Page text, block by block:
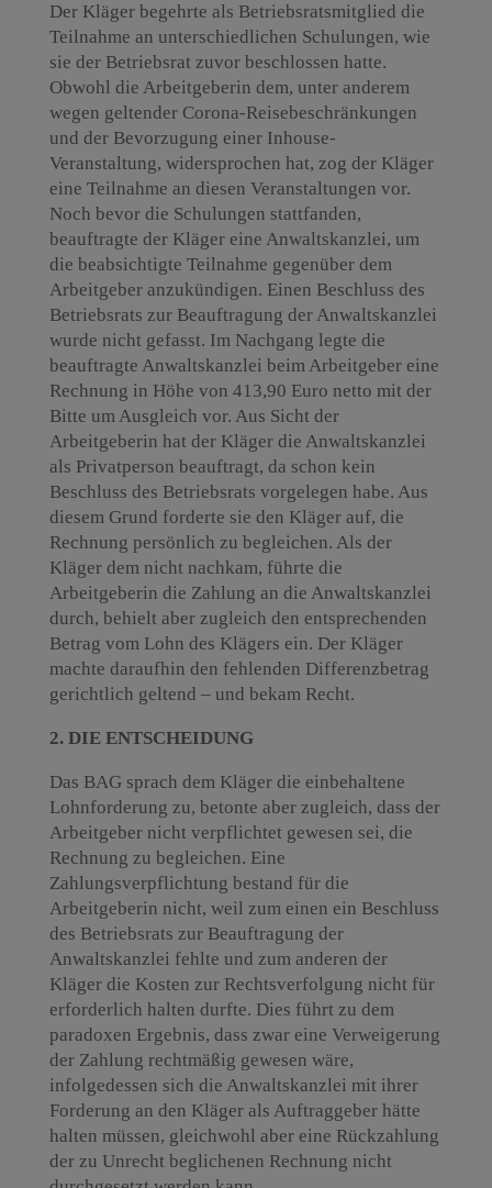
Der Kläger begehrte als Betriebsratsmitglied die
Teilnahme an unterschiedlichen Schulungen, wie
sie der Betriebsrat zuvor beschlossen hatte.
Obwohl die Arbeitgeberin dem, unter anderem
wegen geltender Corona-Reisebeschränkungen
und der Bevorzugung einer Inhouse-
Veranstaltung, widersprochen hat, zog der Kläger
eine Teilnahme an diesen Veranstaltungen vor.
Noch bevor die Schulungen stattfanden,
beauftragte der Kläger eine Anwaltskanzlei, um
die beabsichtigte Teilnahme gegenüber dem
Arbeitgeber anzukündigen. Einen Beschluss des
Betriebsrats zur Beauftragung der Anwaltskanzlei
wurde nicht gefasst. Im Nachgang legte die
beauftragte Anwaltskanzlei beim Arbeitgeber eine
Rechnung in Höhe von 413,90 Euro netto mit der
Bitte um Ausgleich vor. Aus Sicht der
Arbeitgeberin hat der Kläger die Anwaltskanzlei
als Privatperson beauftragt, da schon kein
Beschluss des Betriebsrats vorgelegen habe. Aus
diesem Grund forderte sie den Kläger auf, die
Rechnung persönlich zu begleichen. Als der
Kläger dem nicht nachkam, führte die
Arbeitgeberin die Zahlung an die Anwaltskanzlei
durch, behielt aber zugleich den entsprechenden
Betrag vom Lohn des Klägers ein. Der Kläger
machte daraufhin den fehlenden Differenzbetrag
gerichtlich geltend – und bekam Recht.
2. DIE ENTSCHEIDUNG
Das BAG sprach dem Kläger die einbehaltene
Lohnforderung zu, betonte aber zugleich, dass der
Arbeitgeber nicht verpflichtet gewesen sei, die
Rechnung zu begleichen. Eine
Zahlungsverpflichtung bestand für die
Arbeitgeberin nicht, weil zum einen ein Beschluss
des Betriebsrats zur Beauftragung der
Anwaltskanzlei fehlte und zum anderen der
Kläger die Kosten zur Rechtsverfolgung nicht für
erforderlich halten durfte. Dies führt zu dem
paradoxen Ergebnis, dass zwar eine Verweigerung
der Zahlung rechtmäßig gewesen wäre,
infolgedessen sich die Anwaltskanzlei mit ihrer
Forderung an den Kläger als Auftraggeber hätte
halten müssen, gleichwohl aber eine Rückzahlung
der zu Unrecht beglichenen Rechnung nicht